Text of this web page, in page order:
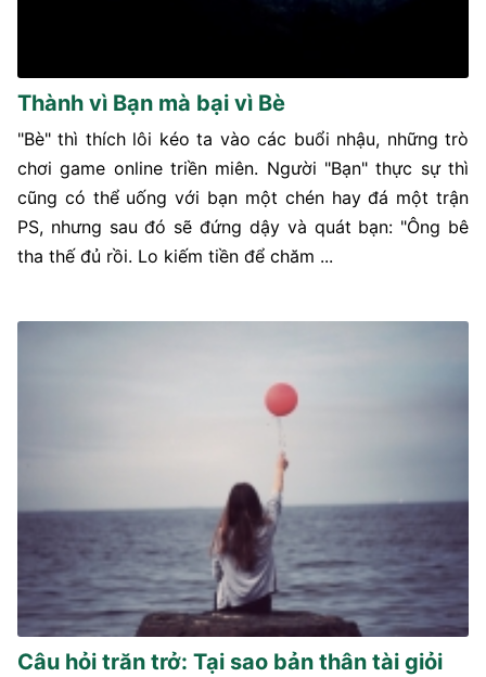
Thành vì Bạn mà bại vì Bè
"Bè" thì thích lôi kéo ta vào các buổi nhậu, những trò
chơi game online triền miên. Người "Bạn" thực sự thì
cũng có thể uống với bạn một chén hay đá một trận
PS, nhưng sau đó sẽ đứng dậy và quát bạn: "Ông bê
tha thế đủ rồi. Lo kiếm tiền để chăm ...
Câu hỏi trăn trở: Tại sao bản thân tài giỏi